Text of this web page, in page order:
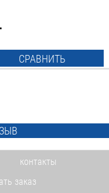
СРАВНИТЬ
лезвия:
длина:
мм
лезвия:
контакты
заказ